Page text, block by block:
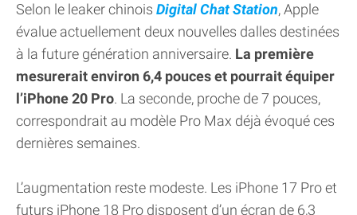
Selon le leaker chinois Digital Chat Station, Apple
évalue actuellement deux nouvelles dalles destinées
à la future génération anniversaire. La première
mesurerait environ 6,4 pouces et pourrait équiper
l’iPhone 20 Pro. La seconde, proche de 7 pouces,
correspondrait au modèle Pro Max déjà évoqué ces
dernières semaines.
L’augmentation reste modeste. Les iPhone 17 Pro et
futurs iPhone 18 Pro disposent d’un écran de 6,3